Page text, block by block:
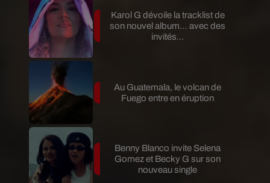
Karol G dévoile la tracklist de
son nouvel album… avec des
invités...
Au Guatemala, le volcan de
Fuego entre en éruption
Benny Blanco invite Selena
Gomez et Becky G sur son
nouveau single